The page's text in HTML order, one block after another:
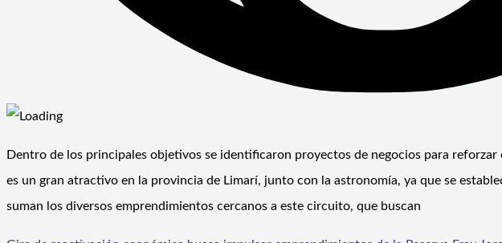
Dentro de los principales objetivos se identificaron proyectos de negocios para reforzar
es un gran atractivo en la provincia de Limarí, junto con la astronomía, ya que se
suman los diversos emprendimientos cercanos a este circuito, que buscan